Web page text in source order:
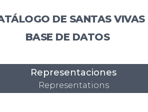
DE SANTAS VIVAS
BASE DE DATOS
Representaciones
Representations